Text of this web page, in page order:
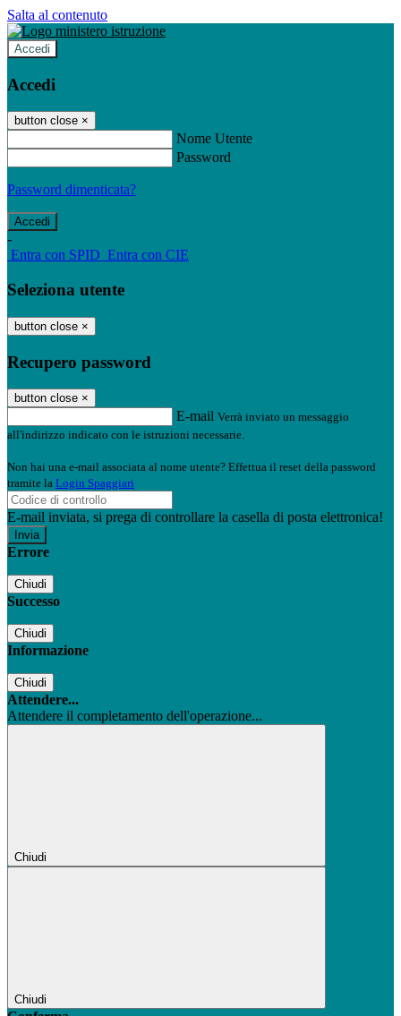
Salta al contenuto
Accedi
Accedi
button close ×
Nome Utente
Password
Password dimenticata?
-
Entra con SPID Entra con CIE
Seleziona utente
button close ×
Recupero password
button close ×
E-mail Verrà inviato un messaggio
all'indirizzo indicato con le istruzioni necessarie.
Non hai una e-mail associata al nome utente? Effettua il reset della password
tramite la Login Spaggiari
E-mail inviata, si prega di controllare la casella di posta elettronica!
Errore
Chiudi
Successo
Chiudi
Informazione
Chiudi
Attendere...
Attendere il completamento dell'operazione...
Chiudi
Chiudi